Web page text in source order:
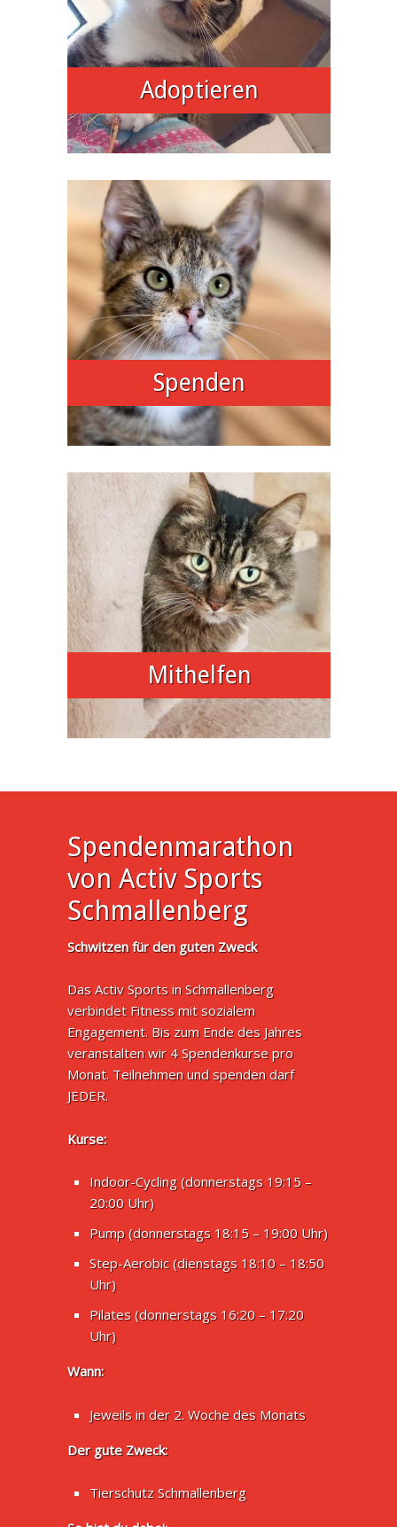
Adoptieren
Spenden
Mithelfen
Spendenmarathon
von Activ Sports
Schmallenberg
Schwitzen für den guten Zweck
Das Activ Sports in Schmallenberg
verbindet Fitness mit sozialem
Engagement. Bis zum Ende des Jahres
veranstalten wir 4 Spendenkurse pro
Monat. Teilnehmen und spenden darf
JEDER.
Kurse:
Indoor-Cycling (donnerstags 19:15 –
20:00 Uhr)
Pump (donnerstags 18:15 – 19:00 Uhr)
Step-Aerobic (dienstags 18:10 – 18:50
Uhr)
Pilates (donnerstags 16:20 – 17:20
Uhr)
Wann:
Jeweils in der 2. Woche des Monats
Der gute Zweck:
Tierschutz Schmallenberg